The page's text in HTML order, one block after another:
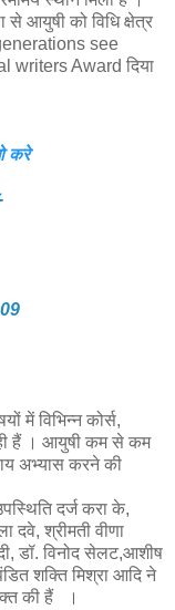
आयुषी को विधि क्षेत्र
see
writers Award दिया
करे
में विभिन्न कोर्स,
हैं । आयुषी कम से कम
अभ्यास करने की
दर्ज करा के,
दवे, श्रीमती वीणा
डॉ. विनोद सेलट,आशीष
शक्ति मिश्रा आदि ने
की हैं ।